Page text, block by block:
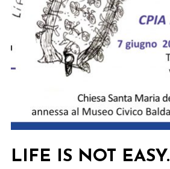
LIFE IS NOT EASY.